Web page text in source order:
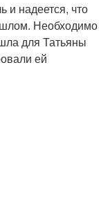
и надеется, что
Необходимо
для Татьяны
ей